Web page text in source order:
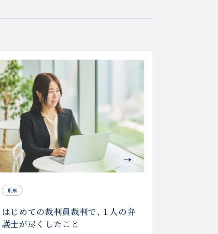
刑事
はじめての裁判員裁判で、１人の弁
護士が尽くしたこと